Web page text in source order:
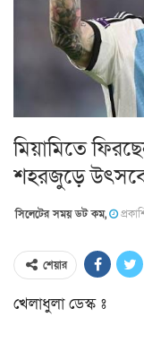
মিয়ামিতে
শহরজুড়ে
সিলেটের সময় ডট কম,
শেয়ার
খেলাধুলা ডেস্ক ঃ